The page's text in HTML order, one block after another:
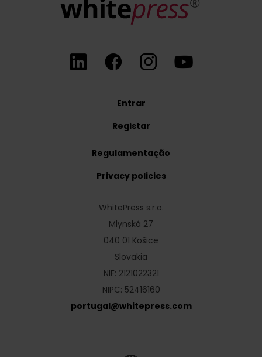
Entrar
Registar
WhitePress s.r.o.
Mlynská 27
040 01 Košice
Slovakia
NIF: 2121022321
NIPC: 52416160
portugal@whitepress.com
Regulamentação
Privacy policies